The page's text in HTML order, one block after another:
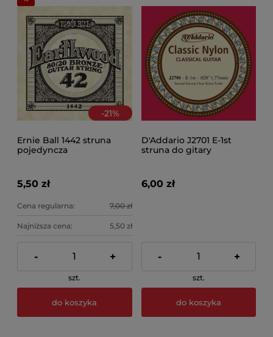
-21%
Ernie Ball 1442 struna
pojedyncza
5,50 zł
Cena regularna: 7,00 zł
Najniższa cena: 5,50 zł
- +
szt.
do koszyka
D'Addario J2701 E-1st
struna do gitary
6,00 zł
- +
szt.
do koszyka